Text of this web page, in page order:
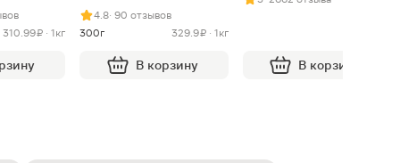
310.99 ₽ · 1кг
4.8· 90 отзывов
300г
329.9 ₽ · 1кг
В корзину В корзину